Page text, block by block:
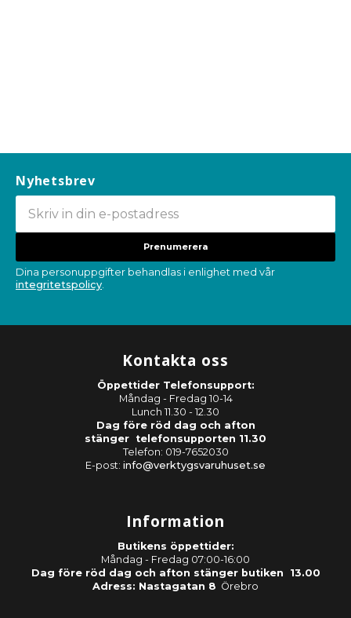
Nyhetsbrev
Prenumerera
Dina personuppgifter behandlas i enlighet med vår
integritetspolicy.
Kontakta oss
Öppettider Telefonsupport:
Måndag - Fredag 10-14
Lunch 11.30 - 12.30
Dag före röd dag och afton
stänger telefonsupporten 11.30
Telefon: 019-7652030
E-post: info@verktygsvaruhuset.se
Information
Butikens öppettider:
Måndag - Fredag 07:00-16:00
Dag före röd dag och afton stänger butiken 13.00
Adress: Nastagatan 8 Örebro